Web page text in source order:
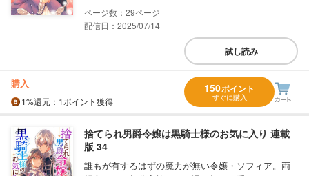
29
配信日：2025/07/14
試し読み
購入
1%還元 ：1ポイント獲得
150ポイント
すぐに購入
捨てられ男爵令嬢は黒騎士様のお気に入り 連載
版 34
誰もが有するはずの魔力が無い令嬢・ソフィア。両